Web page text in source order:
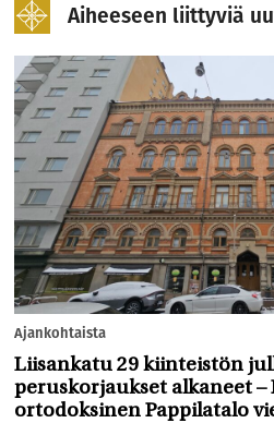
Aiheeseen liittyviä
Ajankohtaista
Liisankatu 29 kiinteistön
peruskorjaukset alkaneet –
ortodoksinen Pappilatalo